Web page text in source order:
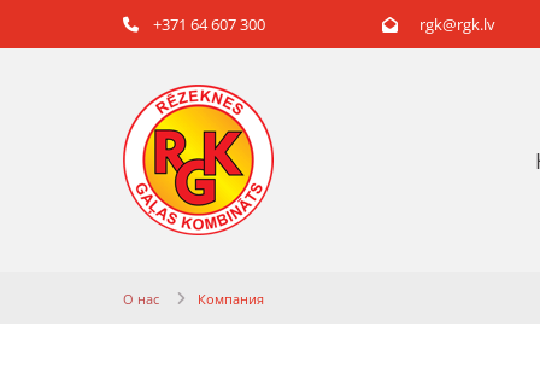
 +371 64 607 300  rgk@rgk.lv
О нас Компания